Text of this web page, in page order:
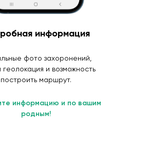
информация
фото захоронений,
геолокация и возможность
построить маршрут.
информацию и по вашим
родным!